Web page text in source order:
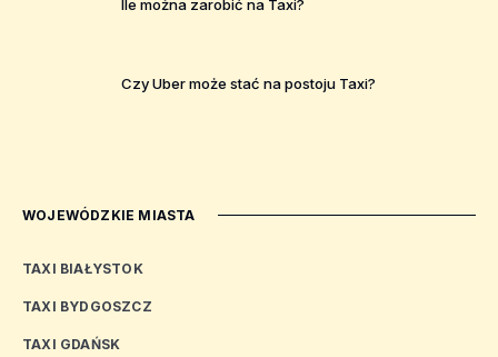
Ile można zarobić na Taxi?
Czy Uber może stać na postoju Taxi?
WOJEWÓDZKIE MIASTA
TAXI BIAŁYSTOK
TAXI BYDGOSZCZ
TAXI GDAŃSK